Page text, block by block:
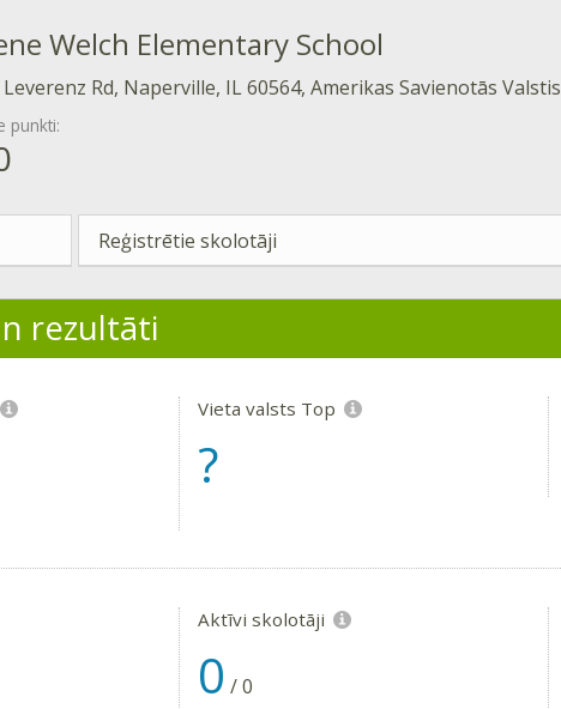
Welch Elementary School
Leverenz Rd, Naperville, IL 60564, Amerikas Savienotās Valstis
punkti:
Reģistrētie skolotāji
rezultāti
Vieta valsts Top
?
Aktīvi skolotāji
0 /0